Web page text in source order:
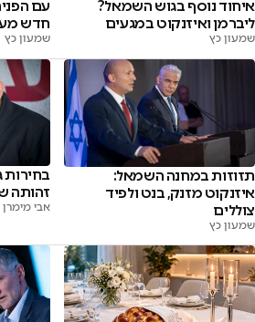
איחוד נוסף בגוש השמאל?
ליברמן ואיזנקוט במגעים
שמעון כץ
עם
חדש
שמעון כץ
תזוזות במחנה השמאל:
איזנקוט מזנק, בנט ולפיד
צוללים
שמעון כץ
בחירות
זהותה
אבי מימרן